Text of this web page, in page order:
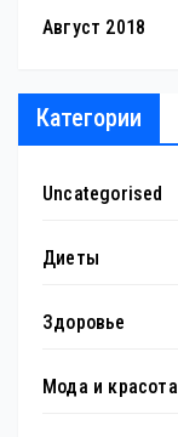
Август 2018
Категории
Uncategorised
Диеты
Здоровье
Мода и красота